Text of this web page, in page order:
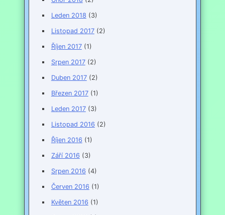
Leden 2018 (3)
Listopad 2017(2)
Říjen 2017(1)
Srpen 2017(2)
Duben 2017(2)
Březen 2017(1)
Leden 2017(3)
Listopad 2016 (2)
Říjen 2016 (1)
Září 2016 (3)
Srpen 2016 (4)
Červen 2016 (1)
Květen 2016 (1)